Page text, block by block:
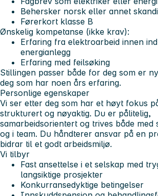
Behersker norsk eller annet
Førerkort klasse B
Ønskelig kompetanse (ikke krav):
Erfaring fra elektroarbeid innen
energianlegg
Erfaring med feilsøking
Stillingen passer både for deg som er
deg som har noen års erfaring.
Personlige egenskaper
Vi ser etter deg som har et høyt fokus
strukturert og nøyaktig. Du er pålitelig,
samarbeidsorientert og trives både med
og i team. Du håndterer ansvar på en
bidrar til et godt arbeidsmiljø.
Vi tilbyr
Fast ansettelse i et selskap med
langsiktige prosjekter
Konkurransedyktige betingelser